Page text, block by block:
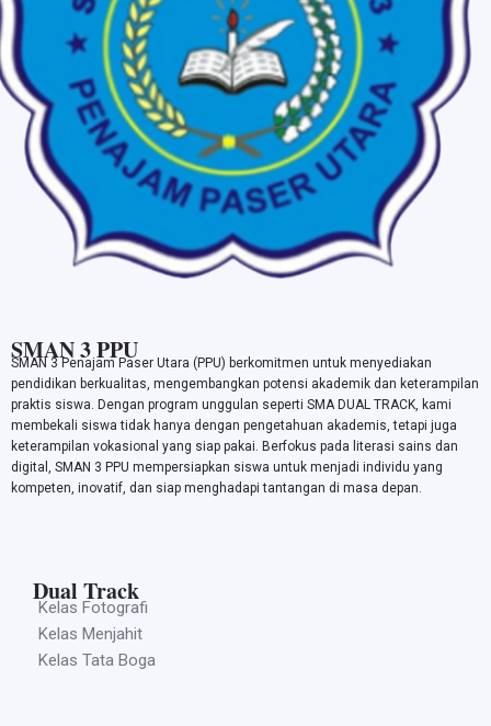
SMAN 3 PPU
SMAN 3 Penajam Paser Utara (PPU) berkomitmen untuk menyediakan
pendidikan berkualitas, mengembangkan potensi akademik dan keterampilan
praktis siswa. Dengan program unggulan seperti SMA DUAL TRACK, kami
membekali siswa tidak hanya dengan pengetahuan akademis, tetapi juga
keterampilan vokasional yang siap pakai. Berfokus pada literasi sains dan
digital, SMAN 3 PPU mempersiapkan siswa untuk menjadi individu yang
kompeten, inovatif, dan siap menghadapi tantangan di masa depan.
Dual Track
Kelas Fotografi
Kelas Menjahit
Kelas Tata Boga